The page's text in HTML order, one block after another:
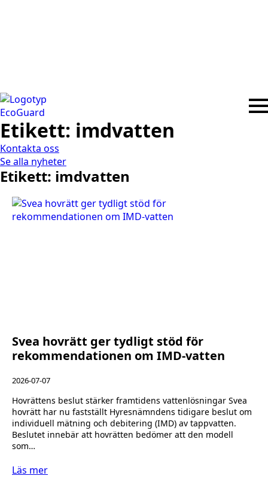
Etikett: imdvatten
Kontakta oss
Se alla nyheter
Etikett: imdvatten
Svea hovrätt ger tydligt stöd för
rekommendationen om IMD-vatten
2026-07-07
Hovrättens beslut stärker framtidens vattenlösningar Svea
hovrätt har nu fastställt Hyresnämndens tidigare beslut om
individuell mätning och debitering (IMD) av tappvatten.
Beslutet innebär att hovrätten bedömer att den modell
som…
Läs mer